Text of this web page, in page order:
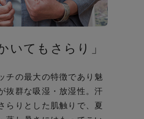
いてもさらり」
チの最大の特徴であり魅
抜群な吸湿・放湿性。汗
らりとした肌触りで、夏